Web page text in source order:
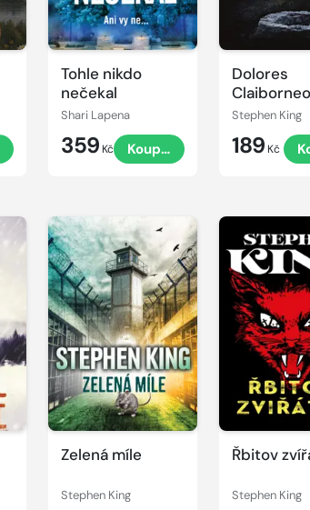
Tohle nikdo
nečekal
Shari Lapena
359 Kč Koupit
Dolores
Stephen King
189 Kč
Zelená míle
Stephen King
Řbitov
Stephen King